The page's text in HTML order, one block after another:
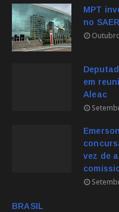
MPT
no
em
Aleac
vez de
BRASIL